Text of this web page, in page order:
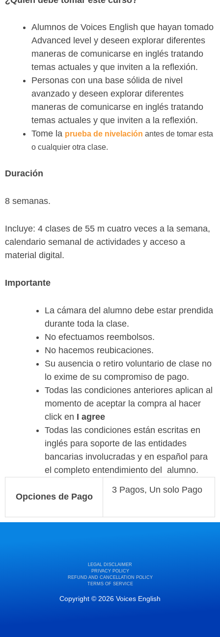
Alumnos de Voices English que hayan tomado
Advanced level y deseen explorar diferentes
maneras de comunicarse en inglés tratando
temas actuales y que inviten a la reflexión.
Personas con una base sólida de nivel
avanzado y deseen explorar diferentes
maneras de comunicarse en inglés tratando
temas actuales y que inviten a la reflexión.
Tome la prueba de nivelación antes de tomar esta
o cualquier otra clase.
Duración
8 semanas.
Incluye: 4 clases de 55 m cuatro veces a la semana,
calendario semanal de actividades y acceso a
material digital.
Importante
La cámara del alumno debe estar prendida
durante toda la clase.
No efectuamos reembolsos.
No hacemos reubicaciones.
Su ausencia o retiro voluntario de clase no
lo exime de su compromiso de pago.
Todas las condiciones anteriores aplican al
momento de aceptar la compra al hacer
click en I agree
Todas las condiciones están escritas en
inglés para soporte de las entidades
bancarias involucradas y en español para
el completo entendimiento del alumno.
Opciones de Pago
3 Pagos, Un solo Pago
LEGAL DISCLAIMER
PRIVACY POLICY
REFUND AND CANCELLATION POLICY
TERMS OF SERVICE
Copyright © 2026 Voices English